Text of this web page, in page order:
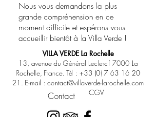
Nous vous demandons la plus
grande compréhension en ce
moment difficile et espérons vous
accueillir bientôt à la Villa Verde !
VILLA VERDE La Rochelle
13, avenue du Général Leclerc17000 La
Rochelle, France. Tél : +33 (0) 7 63 16 20
21 . E-mail : contact@villaverde-larochelle.com
Contact CGV